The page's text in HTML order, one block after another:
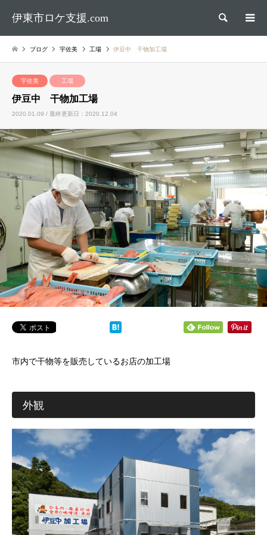
伊東市ロケ支援.com 検索
ブログ 宇佐美 工場 伊豆中 干物加工場
宇佐美 工場
伊豆中 干物加工場
2020.01.09 / 最終更新日：2020.12.04
市内で干物等を販売しているお店の加工場
外観